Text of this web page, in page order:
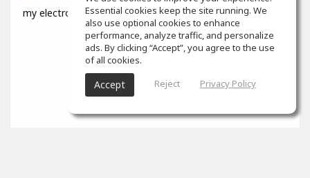
my electronic albumEssential cookies keep the site running. We
also use optional cookies to enhance
performance, analyze traffic, and personalize
ads. By clicking “Accept”, you agree to the use
of all cookies.
Accept Reject Privacy Policy